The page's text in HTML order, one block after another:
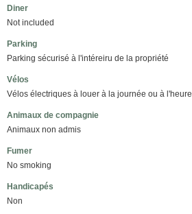
Diner
Not included
Parking
Parking sécurisé à l'intéreiru de la propriété
Vélos
Vélos électriques à louer à la journée ou à l'heure
Animaux de compagnie
Animaux non admis
Fumer
No smoking
Handicapés
Non